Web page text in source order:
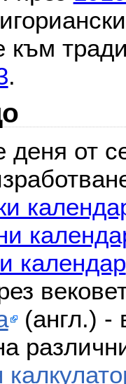
към
.
деня от
календар
(англ.) -